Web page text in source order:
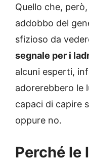
Quello che,
addobbo del
sfizioso da
segnale per i
alcuni esperti,
adorerebbero le
capaci di capire
oppure no.
Perché le